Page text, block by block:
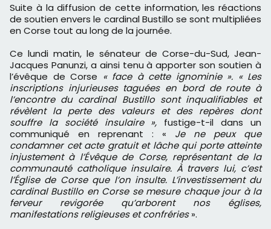
Suite à la diffusion de cette information, les réactions
de soutien envers le cardinal Bustillo se sont multipliées
en Corse tout au long de la journée.
Ce lundi matin, le sénateur de Corse-du-Sud, Jean-
Jacques Panunzi, a ainsi tenu à apporter son soutien à
l’évêque de Corse « face à cette ignominie ». « Les
inscriptions injurieuses taguées en bord de route à
l’encontre du cardinal Bustillo sont inqualifiables et
révèlent la perte des valeurs et des repères dont
souffre la société insulaire », fustige-t-il dans un
communiqué en reprenant : « Je ne peux que
condamner cet acte gratuit et lâche qui porte atteinte
injustement à l’Évêque de Corse, représentant de la
communauté catholique insulaire. À travers lui, c’est
l’Église de Corse que l’on insulte. L’investissement du
cardinal Bustillo en Corse se mesure chaque jour à la
ferveur revigorée qu’arborent nos églises,
manifestations religieuses et confréries».